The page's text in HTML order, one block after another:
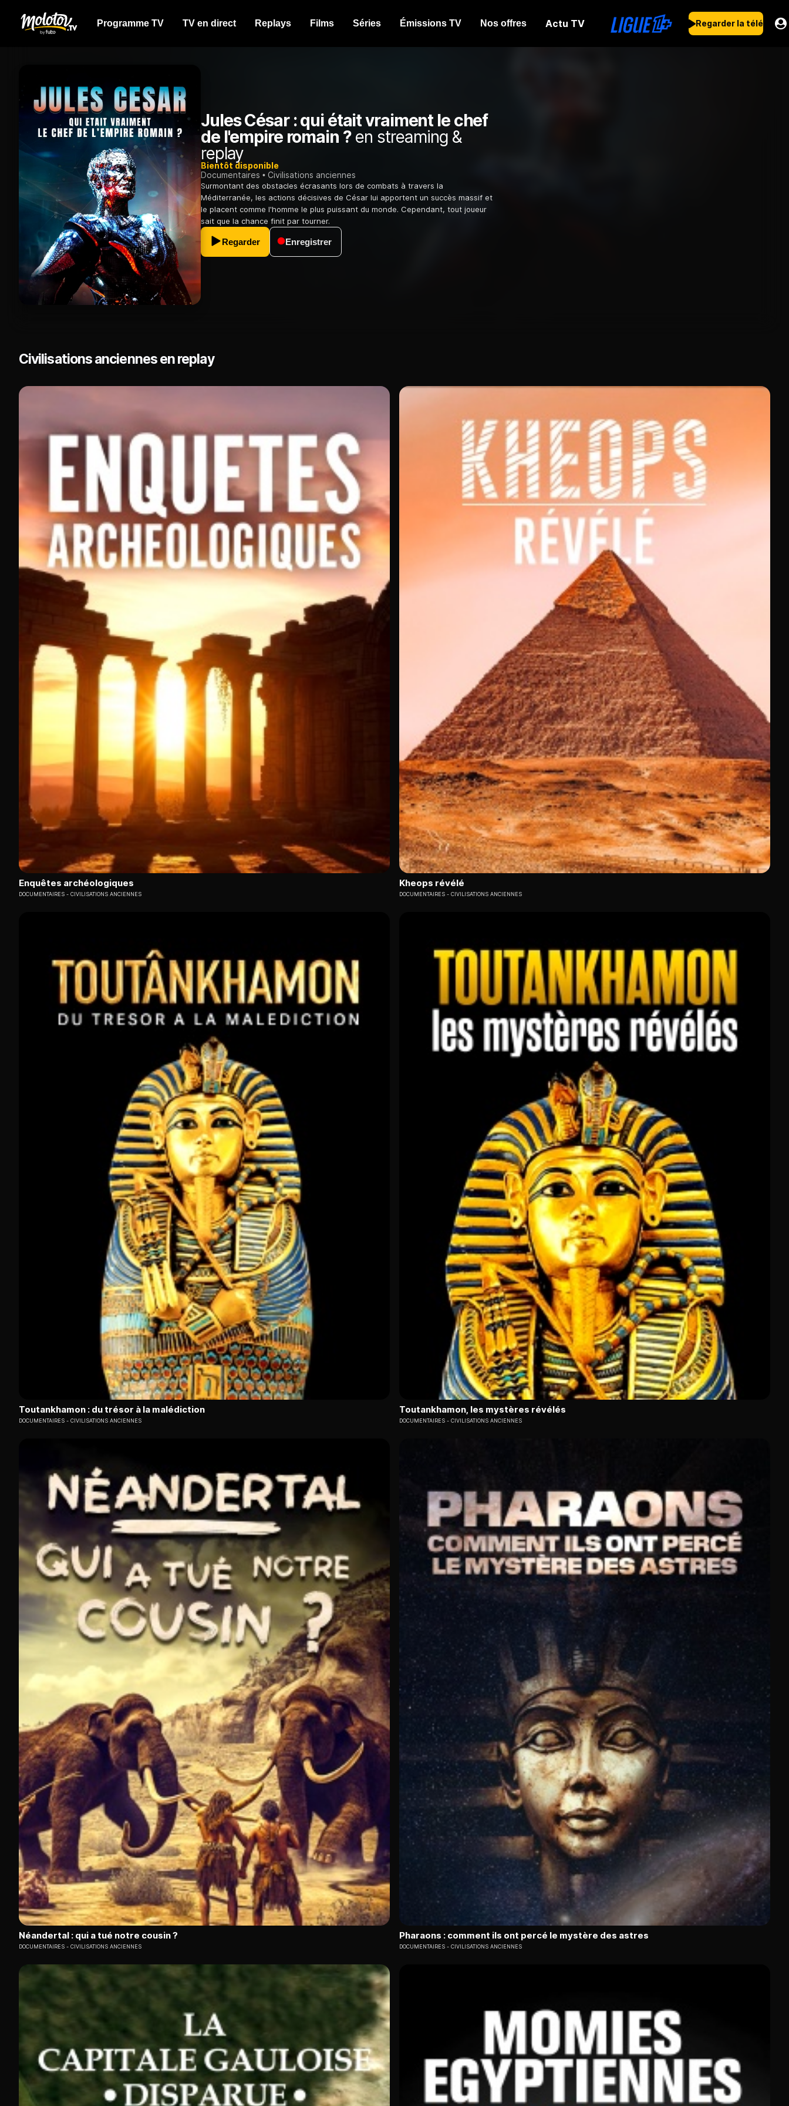
Programme TV TV en direct Replays Films Séries Émissions TV Nos offres Actu TV Regarder la télé
Jules César : qui était vraiment le chef
de l'empire romain ?en streaming &
replay
Bientôt disponible
Documentaires
Civilisations anciennes
Surmontant des obstacles écrasants lors de combats à travers la
Méditerranée, les actions décisives de César lui apportent un succès massif et
le placent comme l'homme le plus puissant du monde. Cependant, tout joueur
sait que la chance finit par tourner.
Regarder Enregistrer
Civilisations anciennes en replay
Enquêtes archéologiques
DOCUMENTAIRES CIVILISATIONS ANCIENNES
Kheops révélé
DOCUMENTAIRES CIVILISATIONS ANCIENNES
Toutankhamon : du trésor à la malédiction
DOCUMENTAIRES CIVILISATIONS ANCIENNES
Toutankhamon, les mystères révélés
DOCUMENTAIRES CIVILISATIONS ANCIENNES
Néandertal : qui a tué notre cousin ?
DOCUMENTAIRES CIVILISATIONS ANCIENNES
Pharaons : comment ils ont percé le mystère des astres
DOCUMENTAIRES CIVILISATIONS ANCIENNES